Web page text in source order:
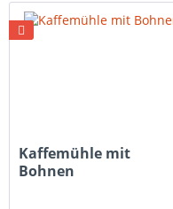
Kaffemühle mit
Bohnen